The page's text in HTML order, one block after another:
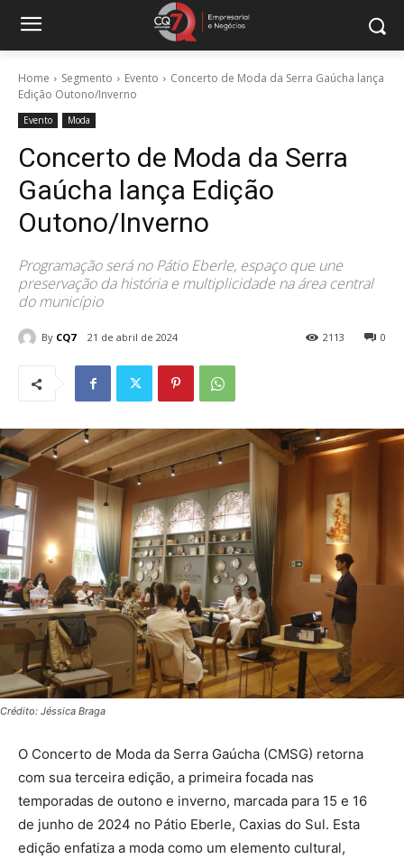
Home Segmento Evento
Concerto de Moda da Serra Gaúcha lança
Edição Outono/Inverno
Evento Moda
Concerto de Moda da Serra
Gaúcha lança Edição
Outono/Inverno
Programação será no Pátio Eberle, espaço que une
preservação da história e multiplicidade na área central
do município
By CQ7 21 de abril de 2024 0
2113
Crédito: Jéssica Braga
O Concerto de Moda da Serra Gaúcha (CMSG) retorna
com sua terceira edição, a primeira focada nas
temporadas de outono e inverno, marcada para 15 e 16
de junho de 2024 no Pátio Eberle, Caxias do Sul. Esta
edição enfatiza a moda como um elemento cultural,